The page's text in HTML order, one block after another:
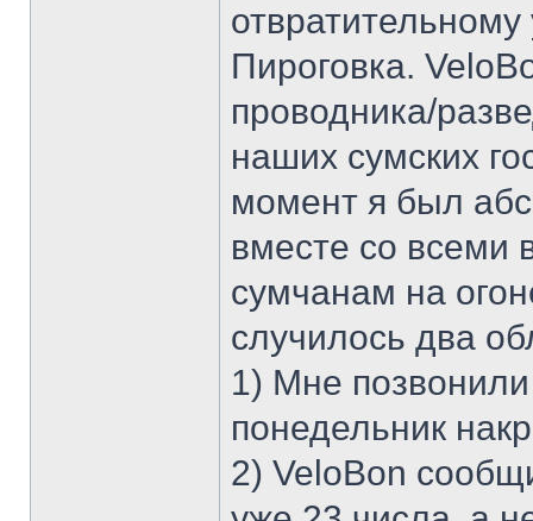
Пироговка.
проводника/
наших сумских
момент я был
вместе со всеми
сумчанам на
случилось два
1) Мне
понедельник
2) VeloBon